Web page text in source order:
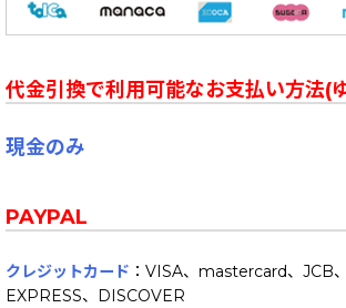
代金引換で利用可能なお支払い方法(
現金のみ
PAYPAL
クレジットカード ：VISA、mastercard、JCB
EXPRESS、DISCOVER